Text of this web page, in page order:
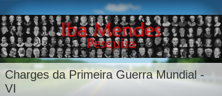
Charges da Primeira Guerra Mundial -
VI